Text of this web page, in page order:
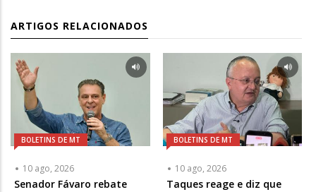
ARTIGOS RELACIONADOS
BOLETINS DE MT
10 ago, 2026
Senador Fávaro rebate
BOLETINS DE MT
10 ago, 2026
Taques reage e diz que